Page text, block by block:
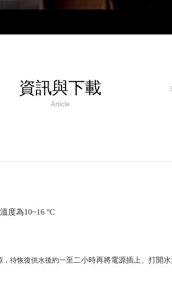
)
資訊與下載
Article
度為10~16 °C
，待恢復供水後約一至二小時再將電源插上、打開